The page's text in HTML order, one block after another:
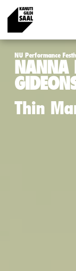
NU Performance
NANNA
Thin